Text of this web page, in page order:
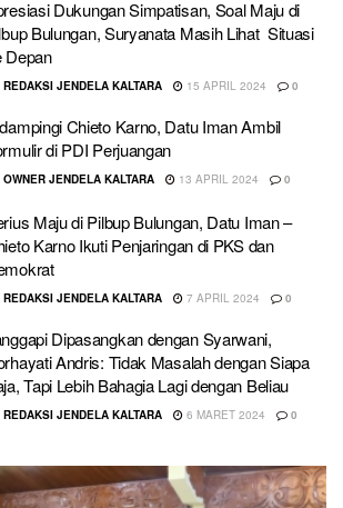
Dukungan Simpatisan, Soal Maju di
Bulungan, Suryanata Masih Lihat Situasi
Depan
REDAKSI JENDELA KALTARA 15 APRIL 2024 0
Chieto Karno, Datu Iman Ambil
di PDI Perjuangan
OWNER JENDELA KALTARA 13 APRIL 2024 0
Maju di Pilbup Bulungan, Datu Iman –
Karno Ikuti Penjaringan di PKS dan
REDAKSI JENDELA KALTARA 7 APRIL 2024 0
Dipasangkan dengan Syarwani,
Andris: Tidak Masalah dengan Siapa
Tapi Lebih Bahagia Lagi dengan Beliau
REDAKSI JENDELA KALTARA 6 MARET 2024 0